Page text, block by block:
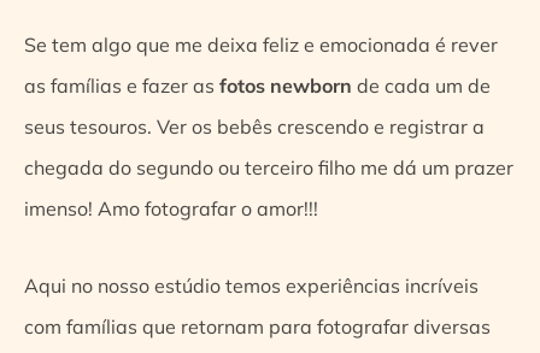
Se tem algo que me deixa feliz e emocionada é rever
as famílias e fazer as fotos newborn de cada um de
seus tesouros. Ver os bebês crescendo e registrar a
chegada do segundo ou terceiro filho me dá um prazer
imenso! Amo fotografar o amor!!!
Aqui no nosso estúdio temos experiências incríveis
com famílias que retornam para fotografar diversas